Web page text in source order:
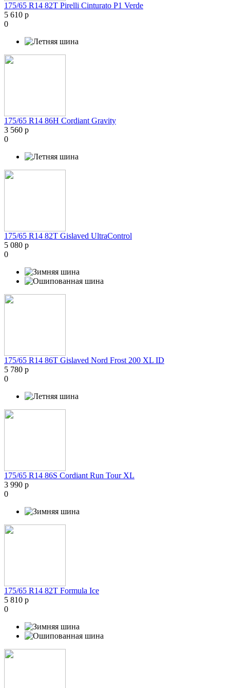
175/65 R14 82T Pirelli Cinturato P1 Verde
5 610 р
0
175/65 R14 86H Cordiant Gravity
3 560 р
0
175/65 R14 82T Gislaved UltraControl
5 080 р
0
175/65 R14 86T Gislaved Nord Frost 200 XL ID
5 780 р
0
175/65 R14 86S Cordiant Run Tour XL
3 990 р
0
175/65 R14 82T Formula Ice
5 810 р
0